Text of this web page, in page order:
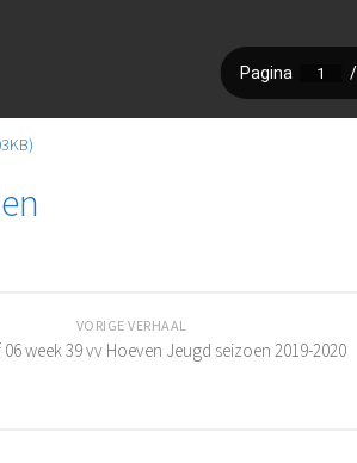
VORIGE VERHAAL
week 39 vv Hoeven Jeugd seizoen 2019-2020